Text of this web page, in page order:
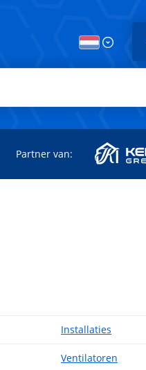
Partner van:
Installaties
Ventilatoren